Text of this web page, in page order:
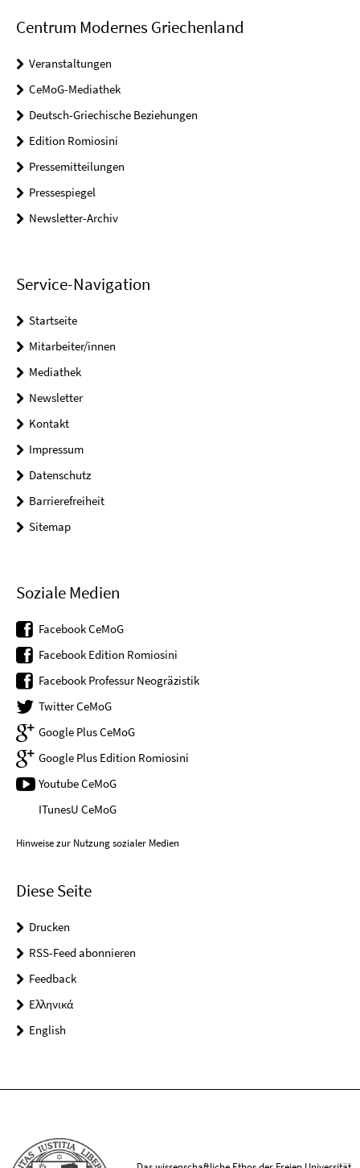
Centrum Modernes Griechenland
Veranstaltungen
CeMoG-Mediathek
Deutsch-Griechische Beziehungen
Edition Romiosini
Pressemitteilungen
Pressespiegel
Newsletter-Archiv
Service-Navigation
Startseite
Mitarbeiter/innen
Mediathek
Newsletter
Kontakt
Impressum
Datenschutz
Barrierefreiheit
Sitemap
Soziale Medien
Facebook CeMoG
Facebook Edition Romiosini
Facebook Professur Neogräzistik
Twitter CeMoG
Google Plus CeMoG
Google Plus Edition Romiosini
Youtube CeMoG
ITunesU CeMoG
Hinweise zur Nutzung sozialer Medien
Diese Seite
Drucken
RSS-Feed abonnieren
Feedback
Ελληνικά
English